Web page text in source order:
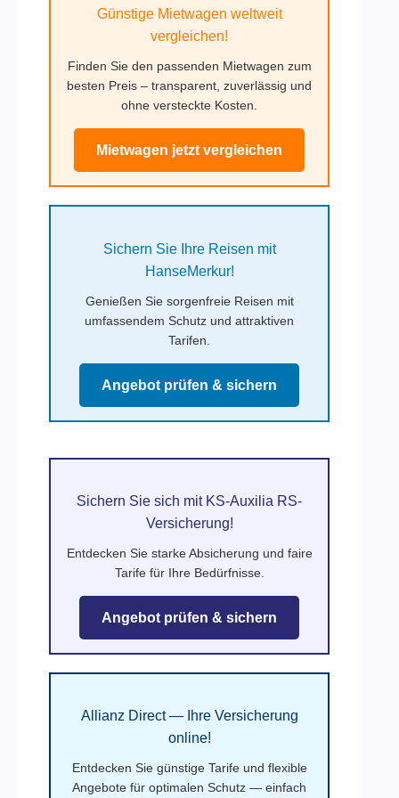
Günstige Mietwagen weltweit
vergleichen!
Finden Sie den passenden Mietwagen zum
besten Preis – transparent, zuverlässig und
ohne versteckte Kosten.
Mietwagen jetzt vergleichen
Sichern Sie Ihre Reisen mit
HanseMerkur!
Genießen Sie sorgenfreie Reisen mit
umfassendem Schutz und attraktiven
Tarifen.
Angebot prüfen & sichern
Sichern Sie sich mit KS-Auxilia RS-
Versicherung!
Entdecken Sie starke Absicherung und faire
Tarife für Ihre Bedürfnisse.
Angebot prüfen & sichern
Allianz Direct — Ihre Versicherung
online!
Entdecken Sie günstige Tarife und flexible
Angebote für optimalen Schutz — einfach